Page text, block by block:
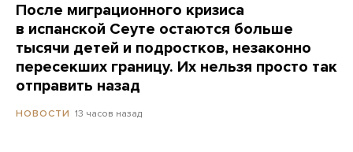
После миграционного кризиса
в испанской Сеуте остаются больше
тысячи детей и подростков, незаконно
пересекших границу. Их нельзя просто так
отправить назад
НОВОСТИ 13 часов назад